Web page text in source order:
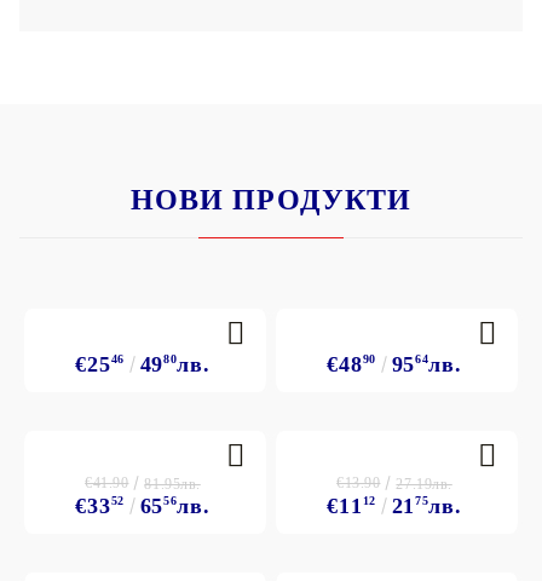
НОВИ ПРОДУКТИ
€2546 4980лв. €4890 9564лв.
€3352 6556лв.
€41.90 81.95лв.
€11 12 2175лв.
€13.90 27.19лв.